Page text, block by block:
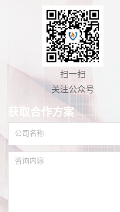
扫一扫
关注公众号
获取合作方案